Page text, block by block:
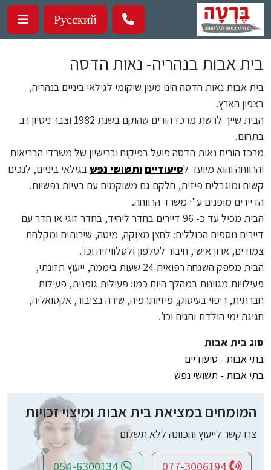
דילוג לתוכן העיקרי
Русский
בית אבות בנהריה- נאות הדסה
בית אבות נאות הדסה הינו מעון שיקומי לגילאי ביניים בנהריה,
בצפון הארץ.
הבית שייך לרשת מרכז הורים שהוקם בשנת 1982 וצבר ניסיון רב
בתחום.
מרכז הורים נאות הדסה פועל בפיקוח וברישיון של משרדי הבריאות
והרווחה והוא מיועד לסיעודיים ותשושי נפש בגילאי ביניים, לנכים
קשים ומוגבלים פיזית, חלקם גם משוקמים עם בעיות נפשיות.
הדיירים מופנים ע"י משרד הרווחה.
הבית מכיל עד כ- 96 דיירים בחדר ליחיד, בחדר זוגי או חדר עם
דיירים נוספים הכוללים: לחצן מצוקה, מיטה, שירותים ומקלחת
צמודים, ארון אישי, חיבור לטלפון ולטלוויזיה וכו'.
הבית מספק השגחה רפואית 24 שעות ביממה, ייעוץ תזונתי,
פעילויות מגוונות במהלך היום כמו: פעילות גופנית, פעילות
חברתית, ריפוי בעיסוק, פיזיותרפיה, שירה בציבור, אקטואליה,
חגיגת ימי הולדת וחגים וכו'.
סוג בית אבות
בתי אבות - סיעודיים
בתי אבות - תשושי נפש
המומחים במציאת בית אבות ומיצוי זכויות
צרו קשר לייעוץ והכוונה ללא תשלום